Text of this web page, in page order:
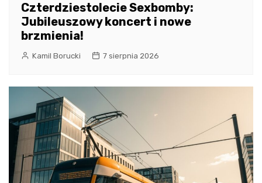
Czterdziestolecie Sexbomby:
Jubileuszowy koncert i nowe
brzmienia!
Kamil Borucki 7 sierpnia 2026